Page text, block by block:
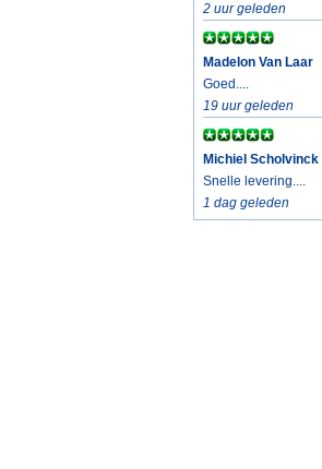
2 uur geleden
Madelon Van Laar
Goed....
19 uur geleden
Michiel Scholvinck
Snelle levering....
1 dag geleden